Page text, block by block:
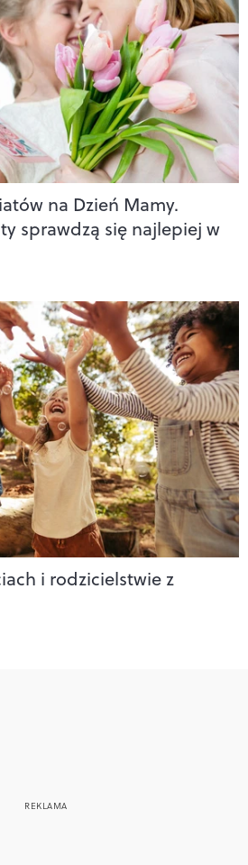
na Dzień Mamy.
sprawdzą się najlepiej w
i rodzicielstwie z